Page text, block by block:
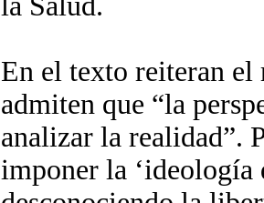
En el texto reiteran el
admiten que “la
analizar la realidad”.
imponer la ‘ideología